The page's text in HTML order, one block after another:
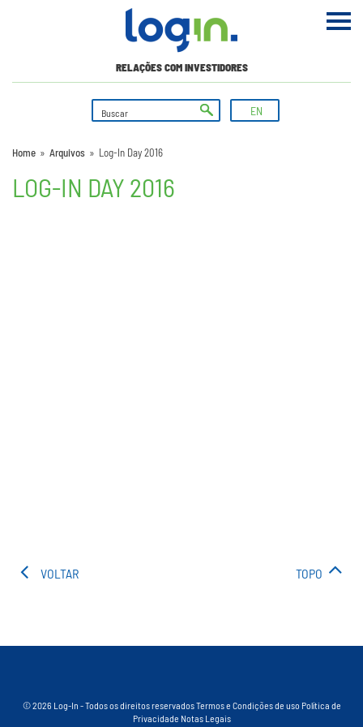
RELAÇÕES COM INVESTIDORES
EN
Home » Arquivos » Log-In Day 2016
LOG-IN DAY 2016
VOLTAR TOPO
© 2026 Log-In - Todos os direitos reservadosTermos e Condições de uso Política de
Privacidade Notas Legais